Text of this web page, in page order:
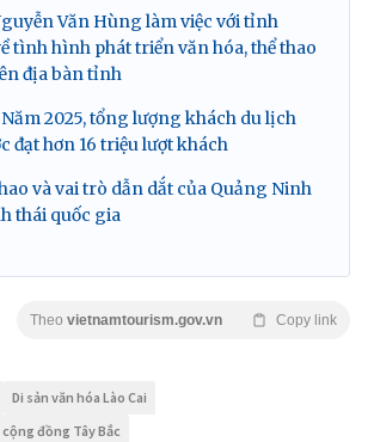
Văn Hùng làm việc với tỉnh
tình hình phát triển văn hóa, thể thao
địa bàn tỉnh
2025, tổng lượng khách du lịch
đạt hơn 16 triệu lượt khách
và vai trò dẫn dắt của Quảng Ninh
thái quốc gia
Theo vietnamtourism.gov.vn Copy link
Di sản văn hóa Lào Cai
đồng Tây Bắc